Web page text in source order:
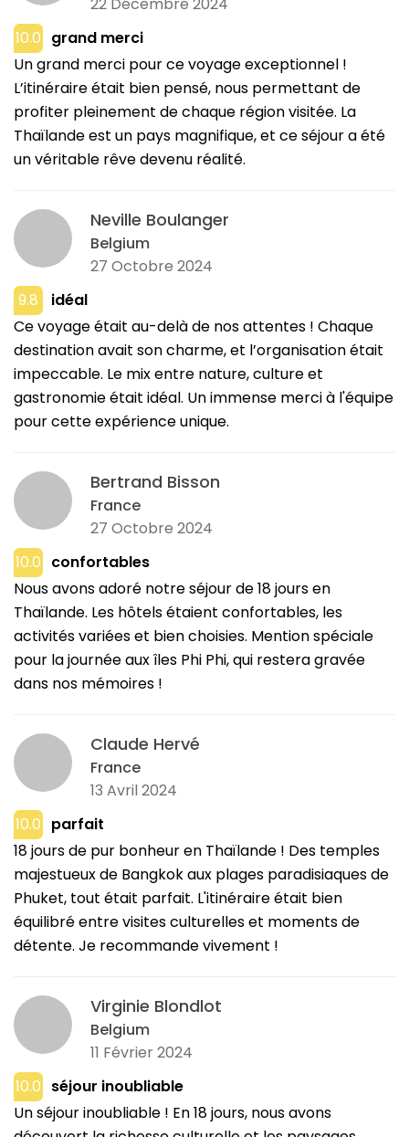
10.0 grand merci
Un grand merci pour ce voyage exceptionnel !
L’itinéraire était bien pensé, nous permettant de
profiter pleinement de chaque région visitée. La
Thaïlande est un pays magnifique, et ce séjour a été
un véritable rêve devenu réalité.
Neville Boulanger
Belgium
27 Octobre 2024
9.8
idéal
Ce voyage était au-delà de nos attentes ! Chaque
destination avait son charme, et l’organisation était
impeccable. Le mix entre nature, culture et
gastronomie était idéal. Un immense merci à l'équipe
pour cette expérience unique.
Bertrand Bisson
France
27 Octobre 2024
10.0 confortables
Nous avons adoré notre séjour de 18 jours en
Thaïlande. Les hôtels étaient confortables, les
activités variées et bien choisies. Mention spéciale
pour la journée aux îles Phi Phi, qui restera gravée
dans nos mémoires !
Claude Hervé
France
13 Avril 2024
10.0 parfait
18 jours de pur bonheur en Thaïlande ! Des temples
majestueux de Bangkok aux plages paradisiaques de
Phuket, tout était parfait. L'itinéraire était bien
équilibré entre visites culturelles et moments de
détente. Je recommande vivement !
Virginie Blondlot
Belgium
11 Février 2024
10.0 séjour inoubliable
Un séjour inoubliable ! En 18 jours, nous avons